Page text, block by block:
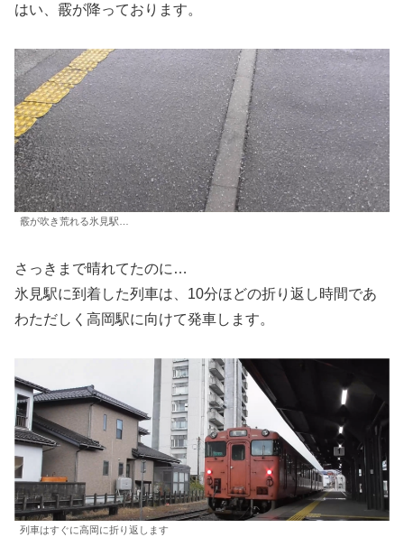
はい、霰が降っております。
霰が吹き荒れる氷見駅…
さっきまで晴れてたのに…
氷見駅に到着した列車は、10分ほどの折り返し時間であ
わただしく高岡駅に向けて発車します。
列車はすぐに高岡に折り返します